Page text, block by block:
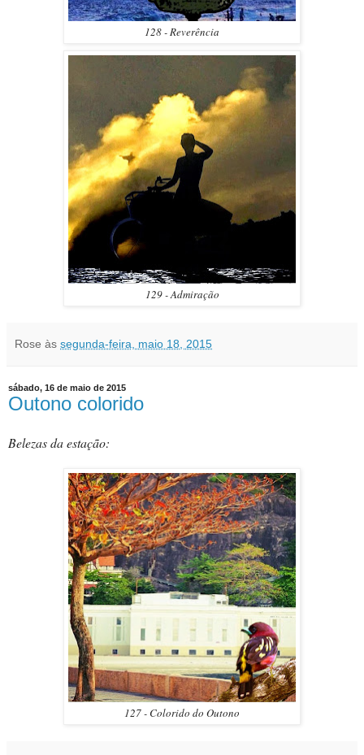
128 - Reverência
129 - Admiração
Rose às segunda-feira, maio 18, 2015
sábado, 16 de maio de 2015
Outono colorido
Belezas da estação:
127 - Colorido do Outono